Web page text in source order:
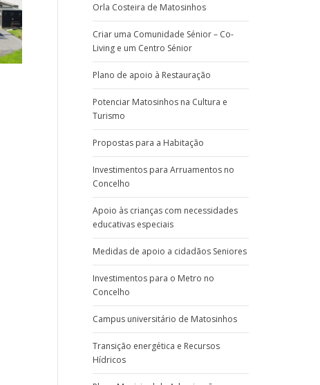
Orla Costeira de Matosinhos
Criar uma Comunidade Sénior – Co-
Living e um Centro Sénior
Plano de apoio à Restauração
Potenciar Matosinhos na Cultura e
Turismo
Propostas para a Habitação
Investimentos para Arruamentos no
Concelho
Apoio às crianças com necessidades
educativas especiais
Medidas de apoio a cidadãos Seniores
Investimentos para o Metro no
Concelho
Campus universitário de Matosinhos
Transição energética e Recursos
Hídricos